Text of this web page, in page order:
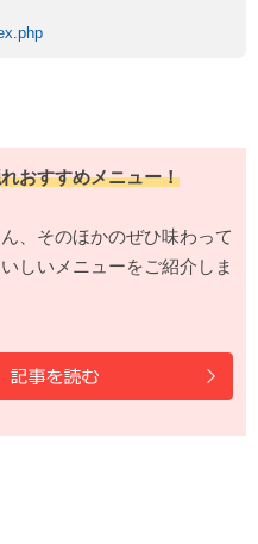
おすすめメニュー！
、そのほかのぜひ味わって
しいメニューをご紹介しま